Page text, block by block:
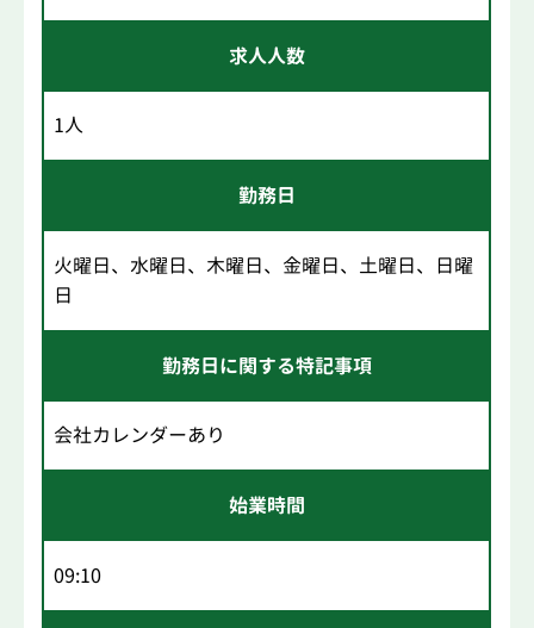
求人人数
1人
勤務日
火曜日、水曜日、木曜日、金曜日、土曜日、日曜
日
勤務日に関する特記事項
会社カレンダーあり
始業時間
09:10